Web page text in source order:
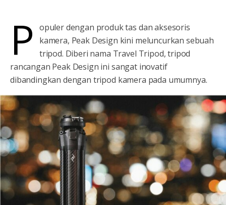
P
opuler dengan produk tas dan aksesoris
kamera, Peak Design kini meluncurkan sebuah
tripod. Diberi nama Travel Tripod, tripod
rancangan Peak Design ini sangat inovatif
dibandingkan dengan tripod kamera pada umumnya.